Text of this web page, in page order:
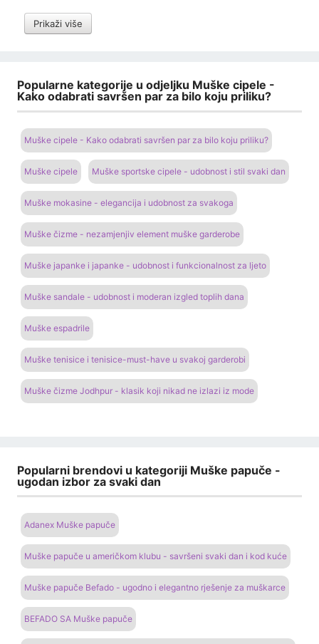
Prikaži više
Popularne kategorije u odjeljku Muške cipele -
Kako odabrati savršen par za bilo koju priliku?
Muške cipele - Kako odabrati savršen par za bilo koju priliku?
Muške cipele Muške sportske cipele - udobnost i stil svaki dan
Muške mokasine - elegancija i udobnost za svakoga
Muške čizme - nezamjenjiv element muške garderobe
Muške japanke i japanke - udobnost i funkcionalnost za ljeto
Muške sandale - udobnost i moderan izgled toplih dana
Muške espadrile
Muške tenisice i tenisice-must-have u svakoj garderobi
Muške čizme Jodhpur - klasik koji nikad ne izlazi iz mode
Popularni brendovi u kategoriji Muške papuče -
ugodan izbor za svaki dan
Adanex Muške papuče
Muške papuče u američkom klubu - savršeni svaki dan i kod kuće
Muške papuče Befado - ugodno i elegantno rješenje za muškarce
BEFADO SA Muške papuče